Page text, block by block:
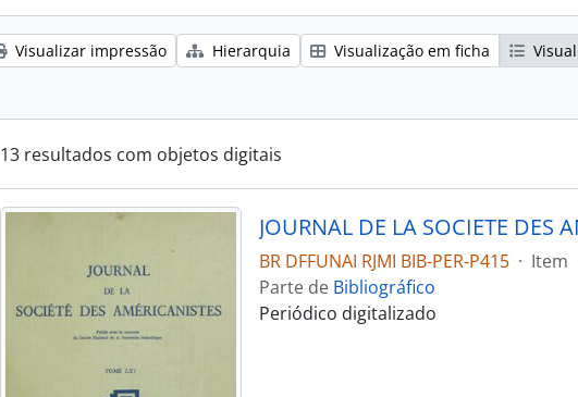
Visualizar impressão Hierarquia Visualização em ficha
13 resultados com objetos digitais
BR DFFUNAI RJMI BIB-PER-P415 · Item
Parte de Bibliográfico
Periódico digitalizado